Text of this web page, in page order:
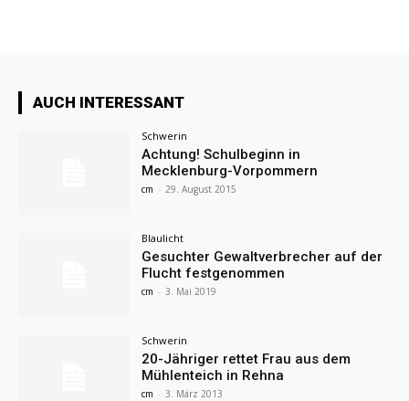
AUCH INTERESSANT
Schwerin
Achtung! Schulbeginn in
Mecklenburg-Vorpommern
cm - 29. August 2015
Blaulicht
Gesuchter Gewaltverbrecher auf der
Flucht festgenommen
cm - 3. Mai 2019
Schwerin
20-Jähriger rettet Frau aus dem
Mühlenteich in Rehna
cm - 3. März 2013